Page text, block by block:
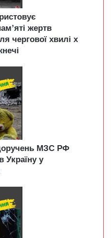
жертв
чергової хвилі х
МЗС РФ
Україну у